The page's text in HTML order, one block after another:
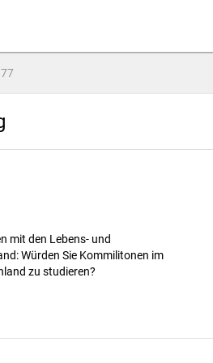
77
mit den Lebens- und
Würden Sie Kommilitonen im
zu studieren?